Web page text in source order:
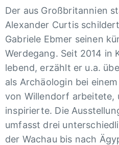
Der aus Großbritannien
Alexander Curtis
Gabriele Ebmer seinen
Werdegang. Seit 2014 in
lebend, erzählt er u.a.
als Archäologin bei
von Willendorf arbeitete,
inspirierte. Die
umfasst drei
der Wachau bis nach